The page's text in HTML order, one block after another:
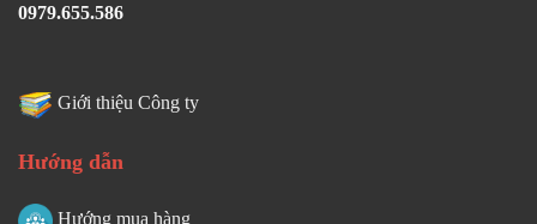
0979.655.586
Giới thiệu Công ty
Hướng dẫn
Hướng mua hàng